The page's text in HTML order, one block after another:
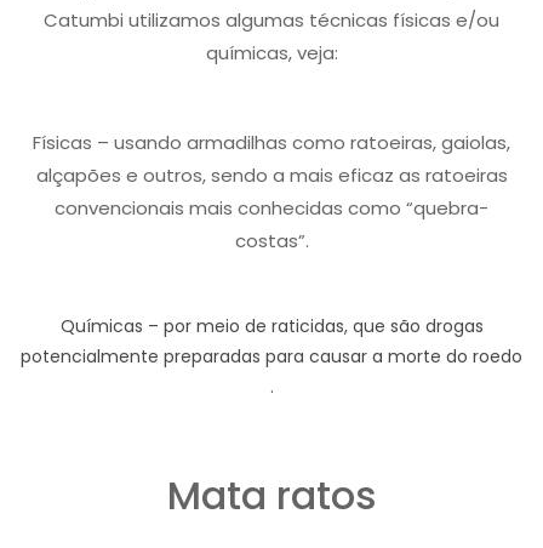
Catumbi utilizamos algumas técnicas físicas e/ou
químicas, veja:
Físicas – usando armadilhas como ratoeiras, gaiolas,
alçapões e outros, sendo a mais eficaz as ratoeiras
convencionais mais conhecidas como “quebra-
costas”.
Químicas – por meio de raticidas, que são drogas
potencialmente preparadas para causar a morte do roedo
.
Mata ratos